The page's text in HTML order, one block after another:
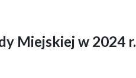
Miejskiej w 2024 r.